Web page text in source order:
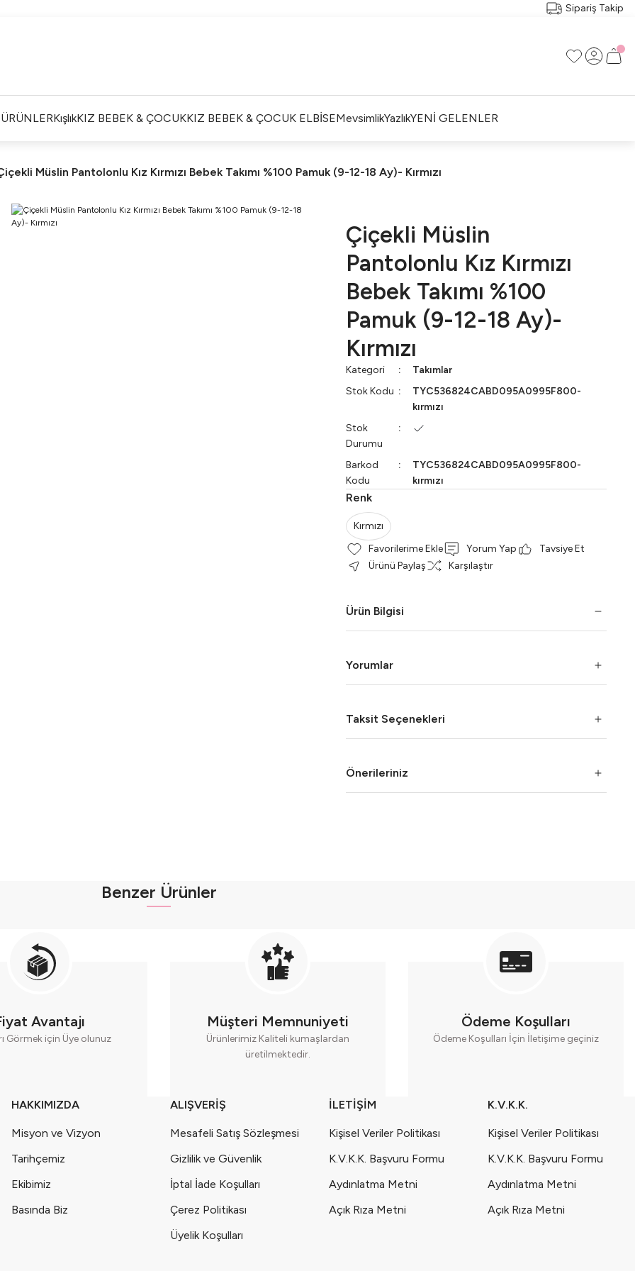
Satışlarımız Toptandır !. Minumum 20 Seridir !. Toptan
Sipariş Takip
KışlıkKIZ BEBEK & ÇOCUKKIZ BEBEK & ÇOCUK ELBİSEMevsimlikYazlıkYENİ GELENLER
Müslin Pantolonlu Kız Kırmızı Bebek Takımı %100 Pamuk (9-12-18 Ay)- Kırmızı
Çiçekli Müslin
Pantolonlu Kız Kırmızı
Bebek Takımı %100
Pamuk (9-12-18 Ay)-
Kırmızı
Kategori
Takımlar
Stok Kodu
TYC536824CABD095A0995F800-
kırmızı
Stok
Durumu
Barkod
Kodu
TYC536824CABD095A0995F800-
kırmızı
Renk
Kırmızı
Yorum Yap
Tavsiye Et
Ürünü Paylaş
Karşılaştır
Ürün Bilgisi
Yorumlar
Taksit Seçenekleri
Önerileriniz
Benzer Ürünler
- (9-12-18 Ay) Seri - 746-Sarı
Pamuk Nefes Alabilir Seri - 1006-Pembe
Pamuk Nefes Alabilir Seri - 1006-Mor
Pamuk Nefes Alabilir Seri - 1006-Beyaz
- (9-12-18 Ay) Seri - 746-Mor
Avantajı
Görmek için Üye olunuz
Müşteri Memnuniyeti
Ürünlerimiz Kaliteli kumaşlardan
üretilmektedir.
Ödeme Koşulları
Ödeme Koşulları İçin İletişime geçiniz
HAKKIMIZDA
Misyon ve Vizyon
Tarihçemiz
Ekibimiz
Basında Biz
ALIŞVERİŞ
Mesafeli Satış Sözleşmesi
Gizlilik ve Güvenlik
İptal İade Koşulları
Çerez Politikası
Üyelik Koşulları
İLETİŞİM
Kişisel Veriler Politikası
K.V.K.K. Başvuru Formu
Aydınlatma Metni
Açık Rıza Metni
K.V.K.K.
Kişisel Veriler Politikası
K.V.K.K. Başvuru Formu
Aydınlatma Metni
Açık Rıza Metni